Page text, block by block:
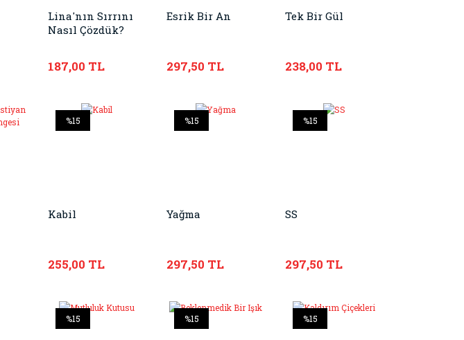
Lina'nın Sırrını
Nasıl Çözdük?
187,00 TL
Esrik Bir An
297,50 TL
Tek Bir Gül
238,00 TL
%15
Kabil
255,00 TL
%15
Yağma
297,50 TL
%15
SS
297,50 TL
%15 %15 %15